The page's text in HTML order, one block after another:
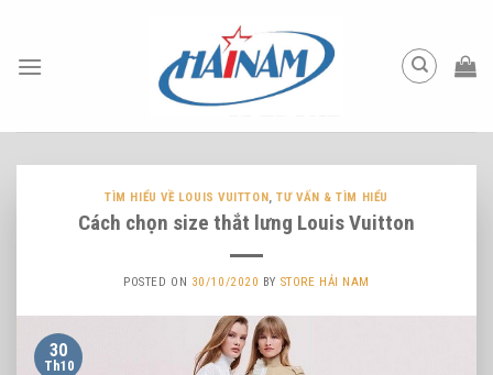
content
TÌM HIỂU VỀ LOUIS VUITTON,TƯ VẤN & TÌM HIỂU
Cách chọn size thắt lưng Louis Vuitton
POSTED ON 30/10/2020 BY STORE HẢI NAM
30
Th10